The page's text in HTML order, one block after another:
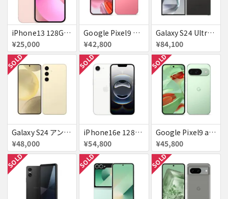
iPhone13 128GB ピンク docomo 送料無料
¥25,000
Google Pixel9 Peony 128GB / 12GB SoftBank SIMフリー 送料無料
¥42,800
Galaxy S24 Ultra SCG26 256GB au チタニウムブラック 送料無料
¥84,100
SOLD
Galaxy S24 アンバー イエロー 256GB 送料無料
¥48,000
SOLD
iPhone16e 128GB ホワイト 送料無料
¥54,800
SOLD
Google Pixel9 au Wintergreen 128GB / 12GB 送料無料
¥45,800
SOLD SOLD SOLD